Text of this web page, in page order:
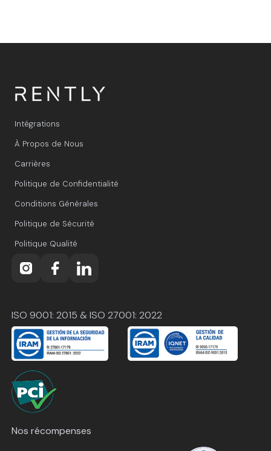
Intégrations
À Propos de Nous
Carrières
Politique de Confidentialité
Conditions Générales
Politique de Sécurité
Politique Qualité
ISO 9001: 2015 & ISO 27001: 2022
Nos récompenses